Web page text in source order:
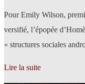
Pour Emily Wilson,
versifié, l’épopée
« structures sociales
Lire la suite